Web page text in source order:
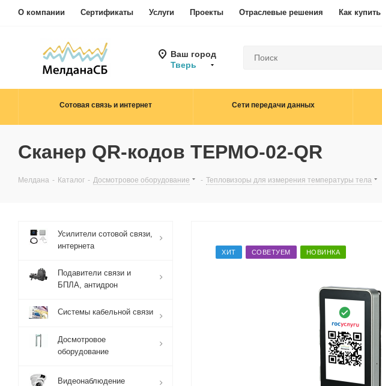
О компании Сертификаты Услуги Проекты Отраслевые решения Как купить
Ваш город
Тверь
Сотовая связь и интернет Сети передачи данных
Сканер QR-кодов ТЕРМО-02-QR
Мелдана - Каталог - Досмотровое оборудование - Тепловизоры для измерения температуры тела
ХИТ СОВЕТУЕМ НОВИНКА
Усилители сотовой связи,
интернета
Подавители связи и
БПЛА, антидрон
Системы кабельной связи
Досмотровое
оборудование
Видеонаблюдение